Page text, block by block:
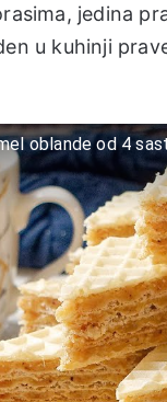
jedina
u kuhinji
oblande od 4